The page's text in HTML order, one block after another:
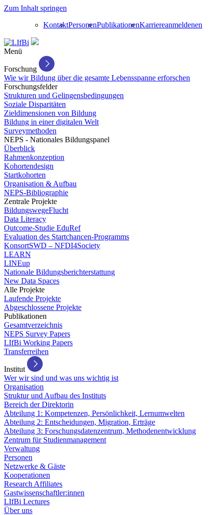
Zum Inhalt springen
KontaktPersonenPublikationenKarriereanmeldenen
Menü
Forschung
Wie wir Bildung über die gesamte Lebensspanne erforschen
Forschungsfelder
Strukturen und Gelingensbedingungen
Soziale Disparitäten
Zieldimensionen von Bildung
Bildung in einer digitalen Welt
Surveymethoden
NEPS - Nationales Bildungspanel
Überblick
Rahmenkonzeption
Kohortendesign
Startkohorten
Organisation & Aufbau
NEPS-Bibliographie
Zentrale Projekte
BildungswegeFlucht
Data Literacy
Outcome-Studie EduRef
Evaluation des Startchancen-Programms
KonsortSWD – NFDI4Society
LEARN
LINEup
Nationale Bildungsberichterstattung
New Data Spaces
Alle Projekte
Laufende Projekte
Abgeschlossene Projekte
Publikationen
Gesamtverzeichnis
NEPS Survey Papers
LIfBi Working Papers
Transferreihen
Institut
Wer wir sind und was uns wichtig ist
Organisation
Struktur und Aufbau des Instituts
Bereich der Direktorin
Abteilung 1: Kompetenzen, Persönlichkeit, Lernumwelten
Abteilung 2: Entscheidungen, Migration, Erträge
Abteilung 3: Forschungsdatenzentrum, Methodenentwicklung
Zentrum für Studienmanagement
Verwaltung
Personen
Netzwerke & Gäste
Kooperationen
Research Affiliates
Gastwissenschaftler:innen
LIfBi Lectures
Über uns